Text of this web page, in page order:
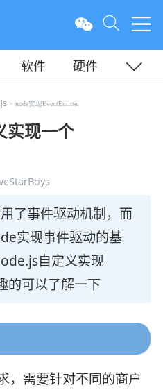
软件
硬件
> node实现EventEmitter
实现一个
了事件驱动机制，而
实现事件驱动的基
自定义实现
的可以了解一下
，需要针对不同的商户